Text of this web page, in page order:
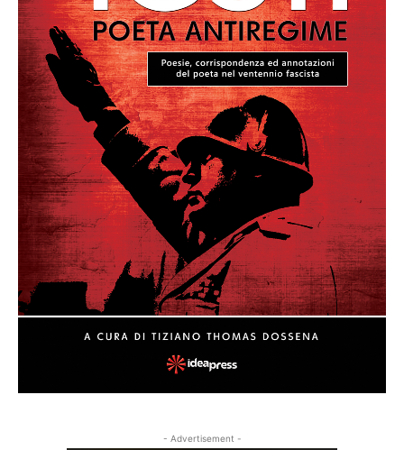
- Advertisement -